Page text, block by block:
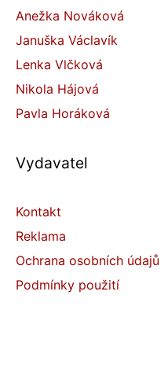
Anežka Nováková
Januška Václavík
Lenka Vlčková
Nikola Hájová
Pavla Horáková
Vydavatel
Kontakt
Reklama
Ochrana osobních údajů
Podmínky použití